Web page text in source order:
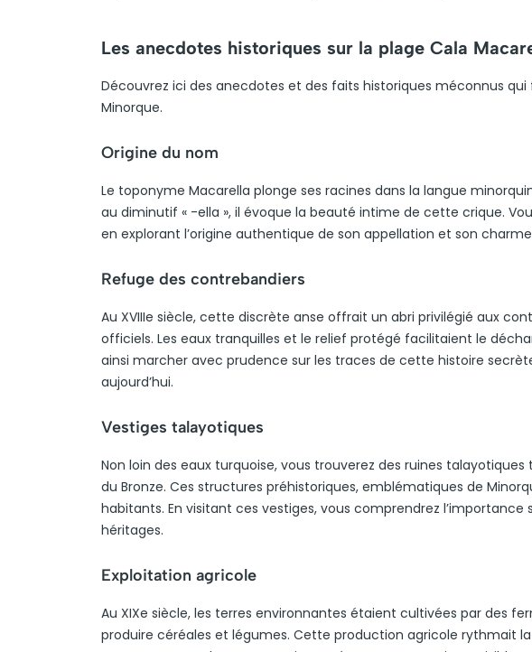
Les anecdotes historiques sur la plage Cala
Découvrez ici des anecdotes et des faits historiques méconnus
Minorque.
Origine du nom
Le toponyme Macarella plonge ses racines dans la langue
au diminutif « -ella », il évoque la beauté intime de cette crique.
en explorant l’origine authentique de son appellation et son
Refuge des contrebandiers
Au XVIIIe siècle, cette discrète anse offrait un abri privilégié aux
officiels. Les eaux tranquilles et le relief protégé facilitaient le
ainsi marcher avec prudence sur les traces de cette histoire
aujourd’hui.
Vestiges talayotiques
Non loin des eaux turquoise, vous trouverez des ruines
du Bronze. Ces structures préhistoriques, emblématiques de
habitants. En visitant ces vestiges, vous comprendrez
héritages.
Exploitation agricole
Au XIXe siècle, les terres environnantes étaient cultivées par des
produire céréales et légumes. Cette production agricole rythmait